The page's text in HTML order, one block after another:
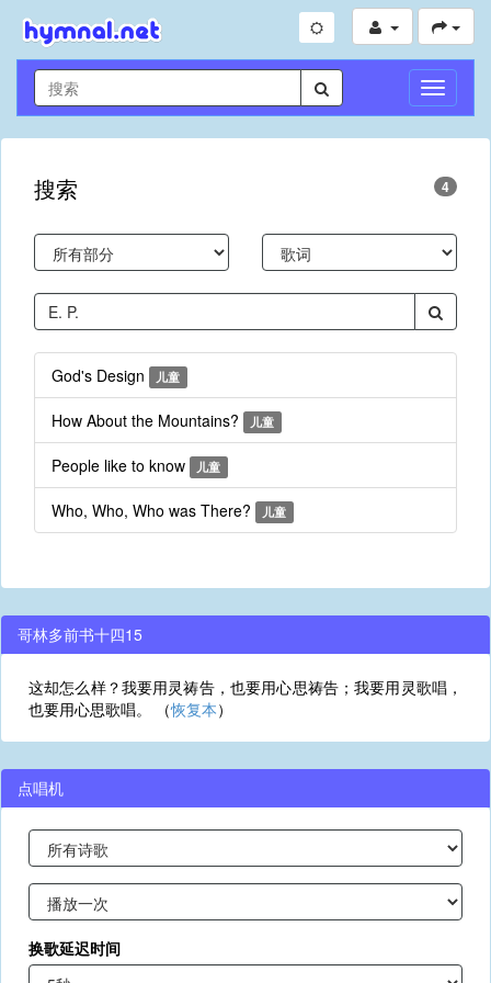
切
换
导
搜索 4
God's Design 儿童
How About the Mountains? 儿童
People like to know 儿童
Who, Who, Who was There? 儿童
哥林多前书十四15
这却怎么样？我要用灵祷告，也要用心思祷告；我要用灵歌唱，
也要用心思歌唱。 （恢复本）
点唱机
换歌延迟时间